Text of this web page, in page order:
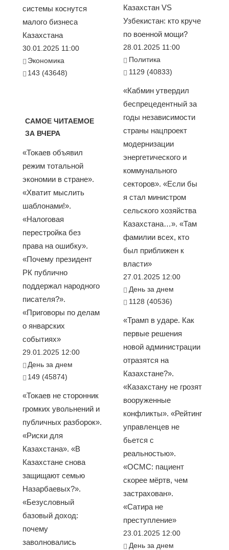
системы коснутся
малого бизнеса
Казахстана
30.01.2025 11:00
Экономика
143 (43648)
САМОЕ ЧИТАЕМОЕ
ЗА ВЧЕРА
«Токаев объявил
режим тотальной
экономии в стране».
«Хватит мыслить
шаблонами!».
«Налоговая
перестройка без
права на ошибку».
«Почему президент
РК публично
поддержал народного
писателя?».
«Приговоры по делам
о январских
событиях»
29.01.2025 12:00
День за днем
149 (45874)
«Токаев не сторонник
громких увольнений и
публичных разборок».
«Риски для
Казахстана». «В
Казахстане снова
защищают семью
Назарбаевых?».
«Безусловный
базовый доход:
почему
заволновались
Казахстан VS
Узбекистан: кто круче
по военной мощи?
28.01.2025 11:00
Политика
1129 (40833)
«Кабмин утвердил
беспрецедентный за
годы независимости
страны нацпроект
модернизации
энергетического и
коммунального
секторов». «Если бы
я стал министром
сельского хозяйства
Казахстана…». «Там
фамилии всех, кто
был приближен к
власти»
27.01.2025 12:00
День за днем
1128 (40536)
«Трамп в ударе. Как
первые решения
новой администрации
отразятся на
Казахстане?».
«Казахстану не грозят
вооруженные
конфликты». «Рейтинг
управленцев не
бьется с
реальностью».
«ОСМС: пациент
скорее мёртв, чем
застрахован».
«Сатира не
преступление»
23.01.2025 12:00
День за днем